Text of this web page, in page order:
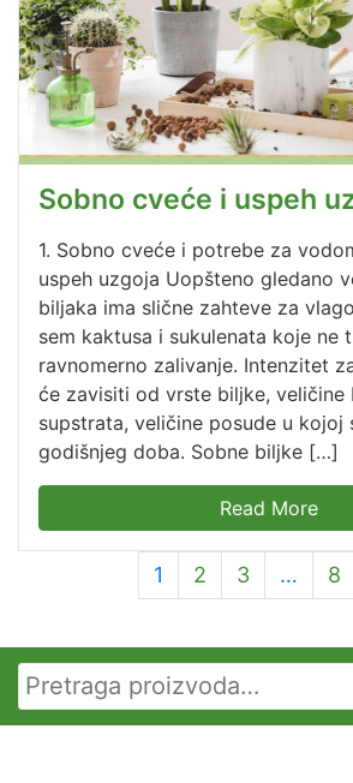
Sobno cveće i uspeh
1. Sobno cveće i potrebe za
uspeh uzgoja Uopšteno gledano
biljaka ima slične zahteve za
sem kaktusa i sukulenata koje ne
ravnomerno zalivanje. Intenzitet
će zavisiti od vrste biljke, veličine
supstrata, veličine posude u kojoj
godišnjeg doba. Sobne biljke […]
Read More
1 2 3 … 8
Pretraga za: